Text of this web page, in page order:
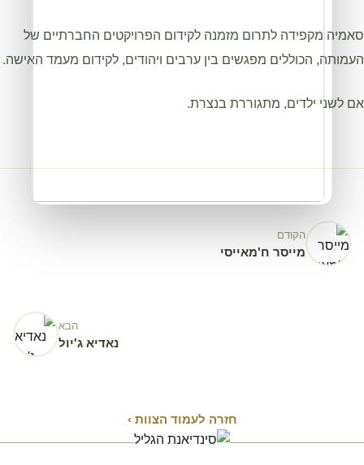
סאמיה מקפידה לתרום מזמנה לקידום הפרויקטים החברתיים של
העמותה, הכוללים מפגשים בין ערבים ויהודים, לקידום מעמד האישה.
אם לשני ילדים, מתגוררת בנצרת.
הקודם
מייסר ח'מאייסי
הבא
נאדיא ג'יול
חזרה לעמוד הצוות ›